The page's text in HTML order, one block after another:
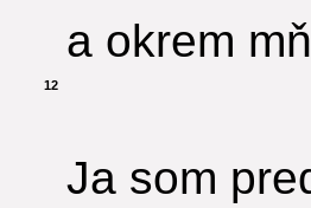
a okrem
12
Ja som